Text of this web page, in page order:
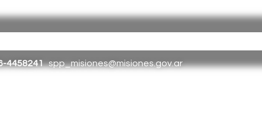
4458241spp_misiones@misiones.gov.ar